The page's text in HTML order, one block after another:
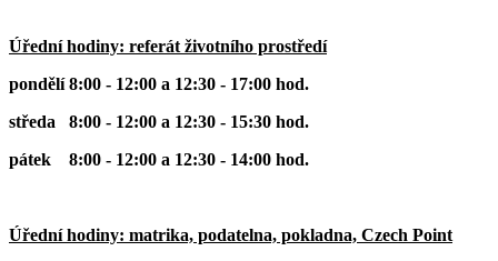
Úřední hodiny: referát životního prostředí
pondělí 8:00 - 12:00 a 12:30 - 17:00 hod.
středa 8:00 - 12:00 a 12:30 - 15:30 hod.
pátek 8:00 - 12:00 a 12:30 - 14:00 hod.
Úřední hodiny: matrika, podatelna, pokladna, Czech Point